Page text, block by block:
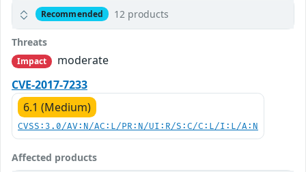
Recommended 12 products
Threats
Impact
moderate
CVE-2017-7233
6.1 (Medium)
CVSS:3.0/AV:N/AC:L/PR:N/UI:R/S:C/C:L/I:L/A:N
Affected products